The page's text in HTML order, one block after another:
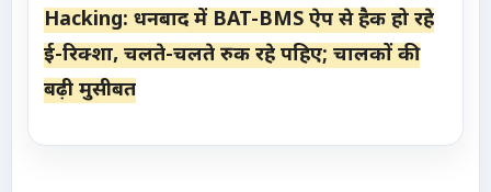
Hacking: धनबाद में BAT-BMS ऐप से हैक हो रहे
ई-रिक्शा, चलते-चलते रुक रहे पहिए; चालकों की
बढ़ी मुसीबत